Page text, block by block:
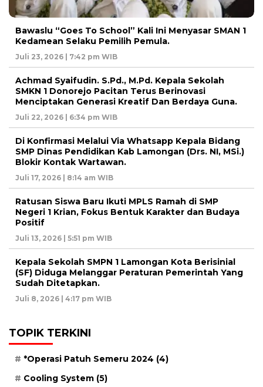
Bawaslu “Goes To School” Kali Ini Menyasar SMAN 1
Kedamean Selaku Pemilih Pemula.
Juli 23, 2026 | 7:42 pm WIB
Achmad Syaifudin. S.Pd., M.Pd. Kepala Sekolah
SMKN 1 Donorejo Pacitan Terus Berinovasi
Menciptakan Generasi Kreatif Dan Berdaya Guna.
Juli 22, 2026 | 6:34 pm WIB
Di Konfirmasi Melalui Via Whatsapp Kepala Bidang
SMP Dinas Pendidikan Kab Lamongan (Drs. NI, MSi.)
Blokir Kontak Wartawan.
Juli 17, 2026 | 8:14 am WIB
Ratusan Siswa Baru Ikuti MPLS Ramah di SMP
Negeri 1 Krian, Fokus Bentuk Karakter dan Budaya
Positif
Juli 13, 2026 | 5:51 pm WIB
Kepala Sekolah SMPN 1 Lamongan Kota Berisinial
(SF) Diduga Melanggar Peraturan Pemerintah Yang
Sudah Ditetapkan.
Juli 8, 2026 | 4:17 pm WIB
TOPIK TERKINI
*Operasi Patuh Semeru 2024 (4)
Cooling System (5)